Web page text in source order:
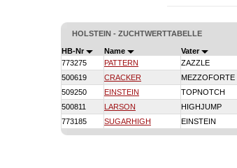
HOLSTEIN - ZUCHTWERTTABELLE
HB-Nr Name Vater
773275
PATTERN ZAZZLE
500619
CRACKER MEZZOFORTE
509250
EINSTEIN TOPNOTCH
500811
LARSON HIGHJUMP
773185
SUGARHIGH EINSTEIN